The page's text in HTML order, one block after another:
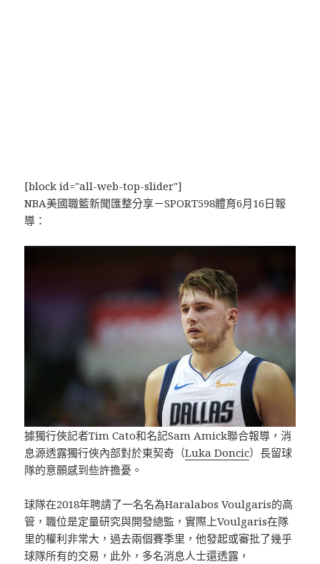
[block id="all-web-top-slider"]
NBA美國職籃新聞匯整分享－SPORT598體育6月16日報
導：
據獨行俠記者Tim Cato和名記Sam Amick聯合報導，消
息源透露獨行俠內部對於東契奇（Luka Doncic）長留球
隊的意願感到些許擔憂。
球隊在2018年聘請了一名名為Haralabos Voulgaris的高
管，職位是定量研究與開發總監，實際上Voulgaris在隊
里的權利非常大，過去兩個賽季里，他發起或審批了幾乎
球隊所有的交易，此外，多名消息人士還透露，